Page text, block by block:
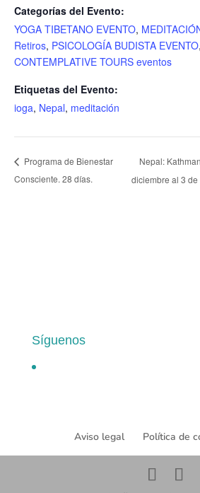
Categorías del Evento:
YOGA TIBETANO EVENTO,
Retiros, PSICOLOGÍA BUDISTA EVENTO,
CONTEMPLATIVE TOURS eventos
Etiquetas del Evento:
ioga, Nepal, meditación
Programa de Bienestar
Consciente. 28 días.
Nepal:
diciembre al 3
Síguenos
Aviso legal Política de